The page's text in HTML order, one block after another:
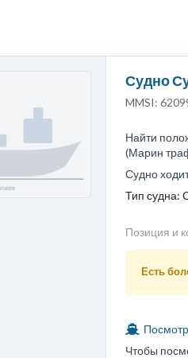
Судно
MMSI:
Найти
(Марин
Судно
Тип судна:
Позиция и
Есть
Чтобы